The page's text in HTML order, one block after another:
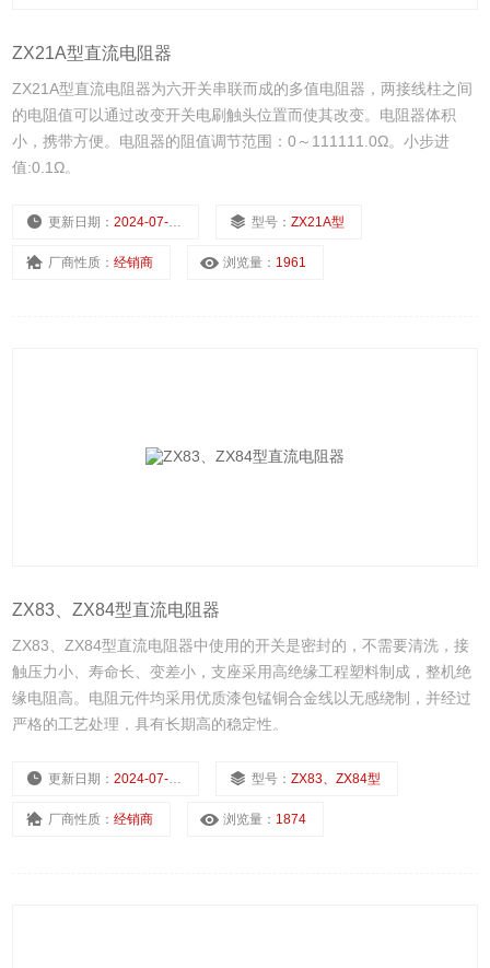
ZX21A型直流电阻器
ZX21A型直流电阻器为六开关串联而成的多值电阻器，两接线柱之间
的电阻值可以通过改变开关电刷触头位置而使其改变。电阻器体积
小，携带方便。电阻器的阻值调节范围：0～111111.0Ω。小步进
值:0.1Ω。
更新日期：2024-07-23 型号：ZX21A型
厂商性质：经销商 浏览量： 1961
ZX83、ZX84型直流电阻器
ZX83、ZX84型直流电阻器中使用的开关是密封的，不需要清洗，接
触压力小、寿命长、变差小，支座采用高绝缘工程塑料制成，整机绝
缘电阻高。电阻元件均采用优质漆包锰铜合金线以无感绕制，并经过
严格的工艺处理，具有长期高的稳定性。
更新日期：2024-07-23 型号：ZX83、ZX84型
厂商性质：经销商 浏览量： 1874